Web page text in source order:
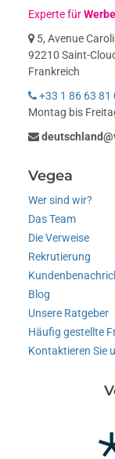
Experte für
5, Avenue
92210 Saint-
Frankreich
+33 1 86 63 81
Montag bis
Vegea
Wer sind wir?
Das Team
Die Verweise
Rekrutierung
Blog
Unsere Ratgeber
Häufig gestellte
Kontaktieren Sie